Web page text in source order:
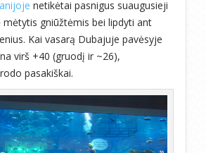
netikėtai pasnigus suaugusieji
mėtytis gniūžtėmis bei lipdyti ant
Kai vasarą Dubajuje pavėsyje
virš +40 (gruodį ir ~26),
pasakiškai.